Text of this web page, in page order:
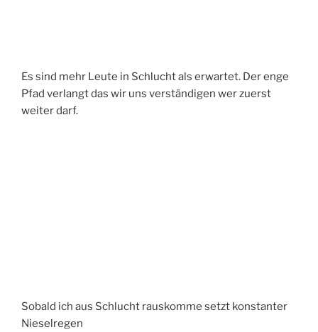
Es sind mehr Leute in Schlucht als erwartet. Der enge
Pfad verlangt das wir uns verständigen wer zuerst
weiter darf.
Sobald ich aus Schlucht rauskomme setzt konstanter
Nieselregen